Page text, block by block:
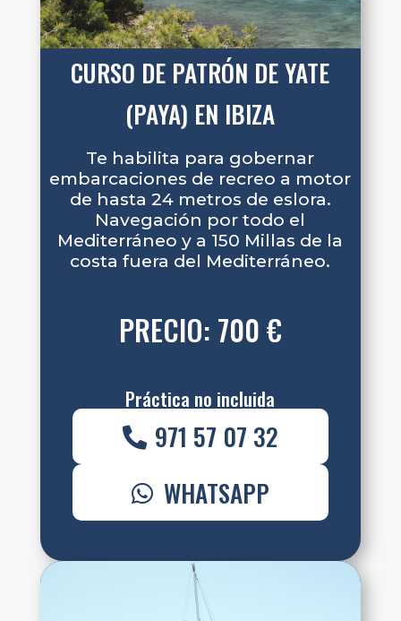
CURSO DE PATRÓN DE YATE
(PAYA) EN IBIZA
Te habilita para gobernar
embarcaciones de recreo a motor
de hasta 24 metros de eslora.
Navegación por todo el
Mediterráneo y a 150 Millas de la
costa fuera del Mediterráneo.
PRECIO: 700 €
Práctica no incluida
971 57 07 32
WHATSAPP